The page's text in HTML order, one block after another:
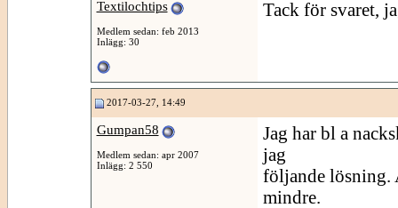
Textilochtips
Medlem sedan: feb 2013
Inlägg: 30
Tack för svaret,
2017-03-27, 14:49
Gumpan58
Medlem sedan: apr 2007
Inlägg: 2 550
Jag har bl a
jag
följande lösning.
mindre.